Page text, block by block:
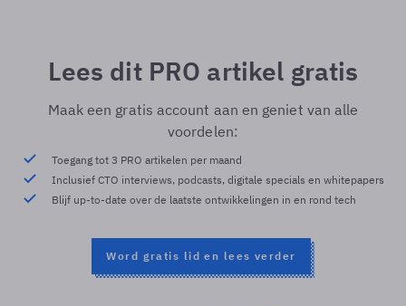
Lees dit PRO artikel gratis
Maak een gratis account aan en geniet van alle
voordelen:
Toegang tot 3 PRO artikelen per maand
Inclusief CTO interviews, podcasts, digitale specials en whitepapers
Blijf up-to-date over de laatste ontwikkelingen in en rond tech
Word gratis lid en lees verder